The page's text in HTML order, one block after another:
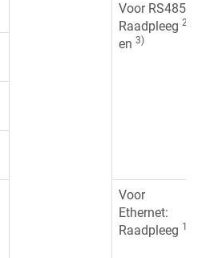
Voor RS485:
Raadpleeg 2)
en 3)
Voor
Ethernet:
Raadpleeg 1)